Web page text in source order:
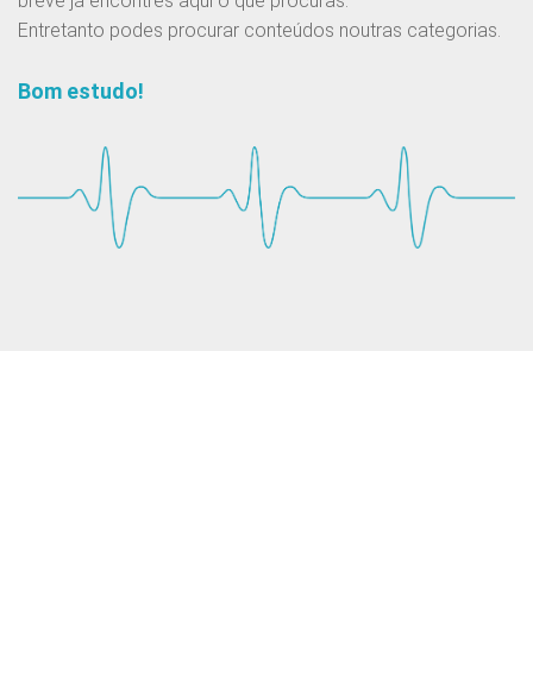
Entretanto podes procurar conteúdos noutras categorias.
Bom estudo!